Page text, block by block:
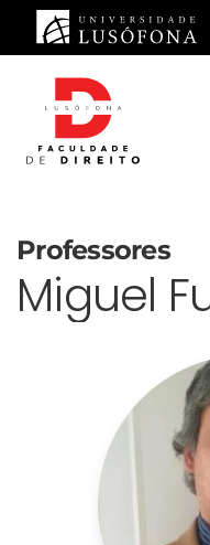
Saltar para o
Professores
Miguel